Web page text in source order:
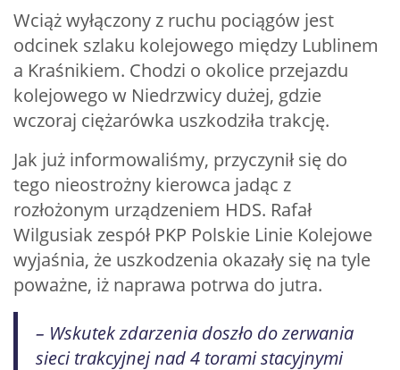
Wciąż wyłączony z ruchu pociągów jest
odcinek szlaku kolejowego między Lublinem
a Kraśnikiem. Chodzi o okolice przejazdu
kolejowego w Niedrzwicy dużej, gdzie
wczoraj ciężarówka uszkodziła trakcję.
Jak już informowaliśmy, przyczynił się do
tego nieostrożny kierowca jadąc z
rozłożonym urządzeniem HDS. Rafał
Wilgusiak zespół PKP Polskie Linie Kolejowe
wyjaśnia, że uszkodzenia okazały się na tyle
poważne, iż naprawa potrwa do jutra.
– Wskutek zdarzenia doszło do zerwania
sieci trakcyjnej nad 4 torami stacyjnymi